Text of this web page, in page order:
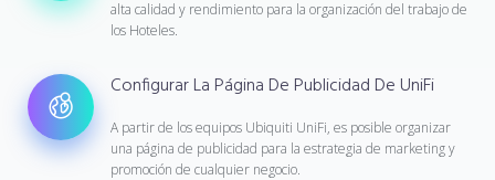
alta calidad y rendimiento para la organización del trabajo de
los Hoteles.
Configurar La Página De Publicidad De UniFi
A partir de los equipos Ubiquiti UniFi, es posible organizar
una página de publicidad para la estrategia de marketing y
promoción de cualquier negocio.